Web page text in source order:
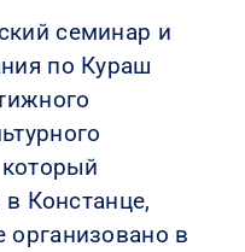
семинар и
по Кураш
в Констанце,
в